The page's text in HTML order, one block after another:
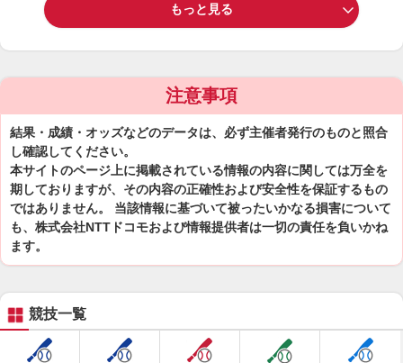
もっと見る
注意事項
結果・成績・オッズなどのデータは、必ず主催者発行のものと照合
し確認してください。
本サイトのページ上に掲載されている情報の内容に関しては万全を
期しておりますが、その内容の正確性および安全性を保証するもの
ではありません。 当該情報に基づいて被ったいかなる損害について
も、株式会社NTTドコモおよび情報提供者は一切の責任を負いかね
ます。
競技一覧